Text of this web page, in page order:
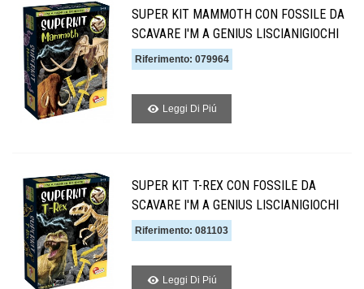
SUPER KIT MAMMOTH CON FOSSILE DA
SCAVARE I'M A GENIUS LISCIANIGIOCHI
Riferimento: 079964
Leggi Di Piú
SUPER KIT T-REX CON FOSSILE DA
SCAVARE I'M A GENIUS LISCIANIGIOCHI
Riferimento: 081103
Leggi Di Piú